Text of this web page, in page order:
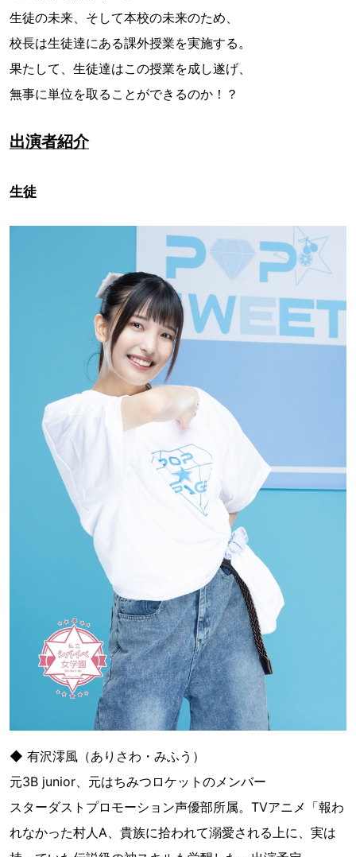
生徒の未来、そして本校の未来のため、
校長は生徒達にある課外授業を実施する。
果たして、生徒達はこの授業を成し遂げ、
無事に単位を取ることができるのか！？
出演者紹介
生徒
◆ 有沢澪風（ありさわ・みふう）
元3B junior、元はちみつロケットのメンバー
スターダストプロモーション声優部所属。TVアニメ「報わ
れなかった村人A、貴族に拾われて溺愛される上に、実は